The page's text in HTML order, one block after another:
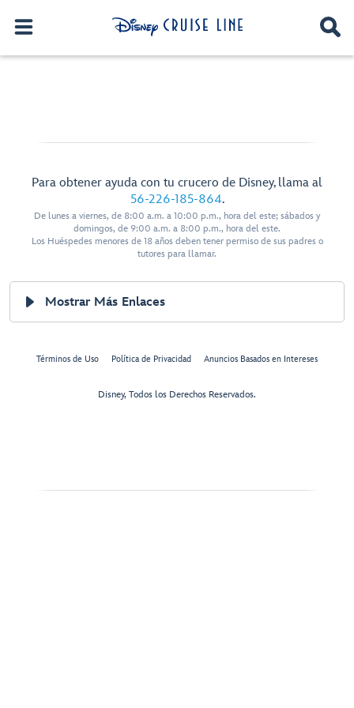
Para obtener ayuda con tu crucero de Disney, llama al
56-226-185-864.
De lunes a viernes, de 8:00 a.m. a 10:00 p.m., hora del este; sábados y
domingos, de 9:00 a.m. a 8:00 p.m., hora del este.
Los Huéspedes menores de 18 años deben tener permiso de sus padres o
tutores para llamar.
Mostrar Más Enlaces
Términos de Uso Política de Privacidad Anuncios Basados en Intereses
Disney, Todos los Derechos Reservados.